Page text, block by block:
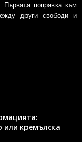
поправка към
други свободи и
или кремълска